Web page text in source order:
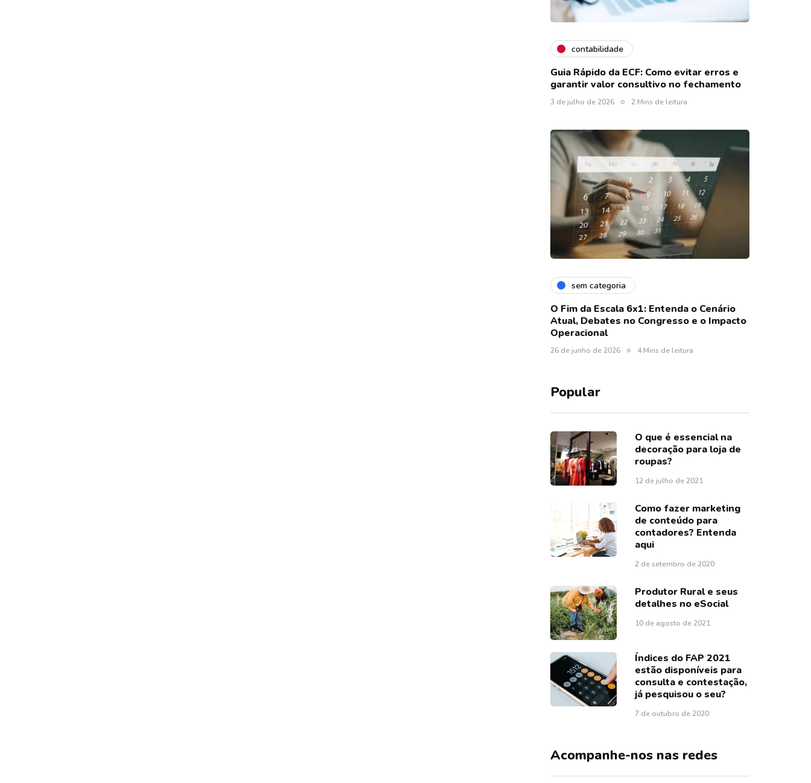
contabilidade
Guia Rápido da ECF: Como evitar erros e
garantir valor consultivo no fechamento
3 de julho de 2026 2 Mins de leitura
sem categoria
O Fim da Escala 6x1: Entenda o Cenário
Atual, Debates no Congresso e o Impacto
Operacional
26 de junho de 2026 4 Mins de leitura
Popular
O que é essencial na
decoração para loja de
roupas?
12 de julho de 2021
Como fazer marketing
de conteúdo para
contadores? Entenda
aqui
2 de setembro de 2020
Produtor Rural e seus
detalhes no eSocial
10 de agosto de 2021
Índices do FAP 2021
estão disponíveis para
consulta e contestação,
já pesquisou o seu?
7 de outubro de 2020
Acompanhe-nos nas redes